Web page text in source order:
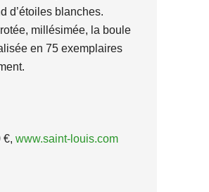
d’étoiles blanches.
millésimée, la boule
en 75 exemplaires
€, www.saint-louis.com